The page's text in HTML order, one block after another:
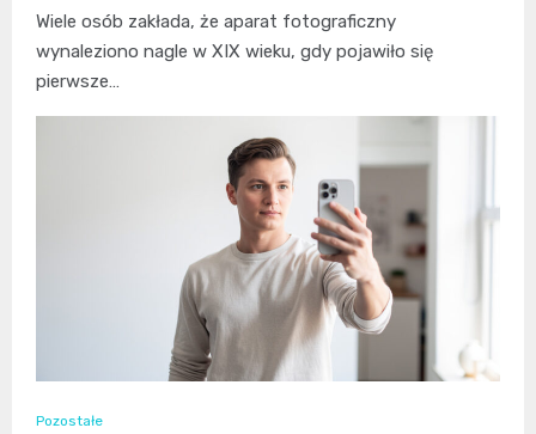
Wiele osób zakłada, że aparat fotograficzny
wynaleziono nagle w XIX wieku, gdy pojawiło się
pierwsze…
Pozostałe